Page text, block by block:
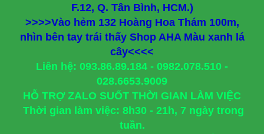
F.12, Q. Tân Bình, HCM.)
>>>>Vào hẻm 132 Hoàng Hoa Thám 100m,
nhìn bên tay trái thấy Shop AHA Màu xanh lá
cây<<<<
Liên hệ: 093.86.89.184 - 0982.078.510 -
028.6653.9009
HỖ TRỢ ZALO SUỐT THỜI GIAN LÀM VIỆC
Thời gian làm việc: 8h30 - 21h, 7 ngày trong
tuần.